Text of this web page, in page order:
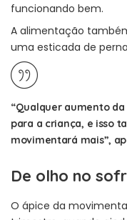
funcionando bem.
A alimentação
uma esticada de
“Qualquer aumento
para a criança, e isso
movimentará mais”,
De olho no
O ápice da